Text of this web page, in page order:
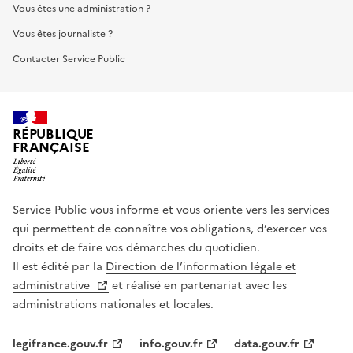
Vous êtes une administration ?
Vous êtes journaliste ?
Contacter Service Public
RÉPUBLIQUE
FRANÇAISE
Service Public vous informe et vous oriente vers les services
qui permettent de connaître vos obligations, d’exercer vos
droits et de faire vos démarches du quotidien.
Il est édité par la Direction de l’information légale et
administrative
et réalisé en partenariat avec les
administrations nationales et locales.
legifrance.gouv.fr info.gouv.fr data.gouv.fr